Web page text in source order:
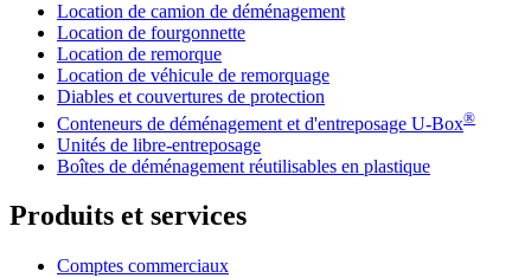
Location de camion de déménagement
Location de fourgonnette
Location de remorque
Location de véhicule de remorquage
Diables et couvertures de protection
Conteneurs de déménagement et d'entreposage U-Box®
Unités de libre-entreposage
Boîtes de déménagement réutilisables en plastique
Produits et services
Comptes commerciaux